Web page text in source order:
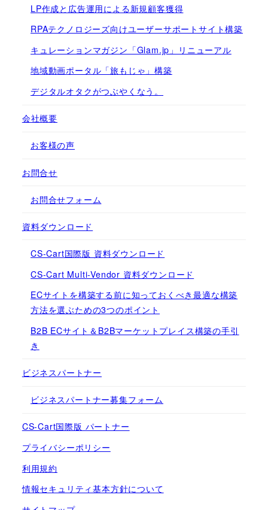
LP作成と広告運用による新規顧客獲得
RPAテクノロジーズ向けユーザーサポートサイト構築
キュレーションマガジン「Glam.jp」リニューアル
地域動画ポータル「旅もじゃ」構築
デジタルオタクがつぶやくなう。
会社概要
お客様の声
お問合せ
お問合せフォーム
資料ダウンロード
CS-Cart国際版 資料ダウンロード
CS-Cart Multi-Vendor 資料ダウンロード
ECサイトを構築する前に知っておくべき最適な構築
方法を選ぶための3つのポイント
B2B ECサイト＆B2Bマーケットプレイス構築の手引
き
ビジネスパートナー
ビジネスパートナー募集フォーム
CS-Cart国際版 パートナー
プライバシーポリシー
利用規約
情報セキュリティ基本方針について